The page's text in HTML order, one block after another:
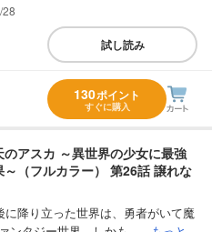
試し読み
130ポイント
すぐに購入
のアスカ ～異世界の少女に最強
（フルカラー） 第26話 譲れな
に降り立った世界は、勇者がいて魔